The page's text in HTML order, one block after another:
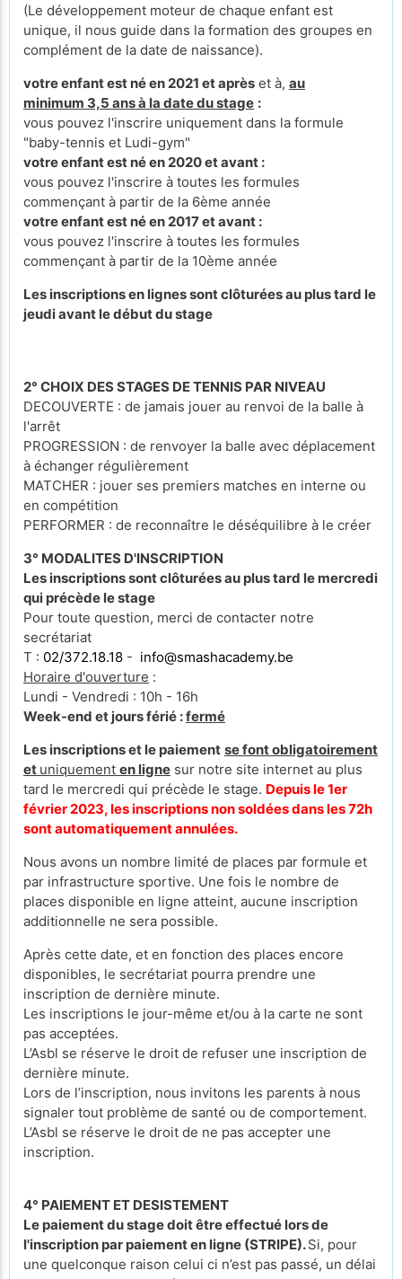
(Le développement moteur de chaque enfant est
unique, il nous guide dans la formation des groupes en
complément de la date de naissance).
votre enfant est né en 2021 et après et à, au
minimum 3,5 ans à la date du stage :
vous pouvez l'inscrire uniquement dans la formule
"baby-tennis et Ludi-gym"
votre enfant est né en 2020 et avant :
vous pouvez l'inscrire à toutes les formules
commençant à partir de la 6ème année
votre enfant est né en 2017 et avant :
vous pouvez l'inscrire à toutes les formules
commençant à partir de la 10ème année
Les inscriptions en lignes sont clôturées au plus tard le
jeudi avant le début du stage
2° CHOIX DES STAGES DE TENNIS PAR NIVEAU
DECOUVERTE : de jamais jouer au renvoi de la balle à
l'arrêt
PROGRESSION : de renvoyer la balle avec déplacement
à échanger régulièrement
MATCHER : jouer ses premiers matches en interne ou
en compétition
PERFORMER : de reconnaître le déséquilibre à le créer
3° MODALITES D'INSCRIPTION
Les inscriptions sont clôturées au plus tard le mercredi
qui précède le stage
Pour toute question, merci de contacter notre
secrétariat
T : 02/372.18.18 - info@smashacademy.be
Horaire d'ouverture :
Lundi - Vendredi : 10h - 16h
Week-end et jours férié :fermé
Les inscriptions et le paiement se font obligatoirement
et uniquement en ligne sur notre site internet au plus
tard le mercredi qui précède le stage. Depuis le 1er
février 2023, les inscriptions non soldées dans les 72h
sont automatiquement annulées.
Nous avons un nombre limité de places par formule et
par infrastructure sportive. Une fois le nombre de
places disponible en ligne atteint, aucune inscription
additionnelle ne sera possible.
Après cette date, et en fonction des places encore
disponibles, le secrétariat pourra prendre une
inscription de dernière minute.
Les inscriptions le jour-même et/ou à la carte ne sont
pas acceptées.
L’Asbl se réserve le droit de refuser une inscription de
dernière minute.
Lors de l’inscription, nous invitons les parents à nous
signaler tout problème de santé ou de comportement.
L’Asbl se réserve le droit de ne pas accepter une
inscription.
4° PAIEMENT ET DESISTEMENT
Le paiement du stage doit être effectué lors de
l'inscription par paiement en ligne (STRIPE).Si, pour
une quelconque raison celui ci n’est pas passé, un délai